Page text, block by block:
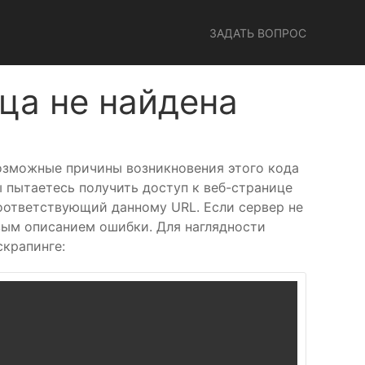
ЗАДАТЬ ВОПРОС
не найдена
причины возникновения этого кода
получить доступ к веб-странице
данному URL. Если сервер не
описанием ошибки. Для наглядности